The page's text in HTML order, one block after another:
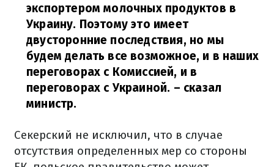
экспортером молочных продуктов в
Украину. Поэтому это имеет
двусторонние последствия, но мы
будем делать все возможное, и в наших
переговорах с Комиссией, и в
переговорах с Украиной. – сказал
министр.
Секерский не исключил, что в случае
отсутствия определенных мер со стороны